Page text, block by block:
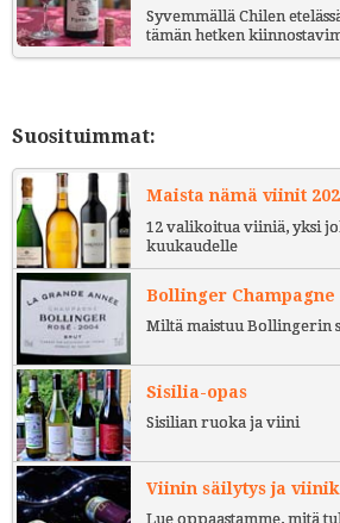
Syvemmällä Chilen
tämän hetken
Suosituimmat:
Maista nämä viinit
12 valikoitua viiniä, yksi
kuukaudelle
Bollinger Champagne
Miltä maistuu Bollingerin
Sisilia-opas
Sisilian ruoka ja viini
Viinin säilytys ja
Lue oppaastamme, mitä